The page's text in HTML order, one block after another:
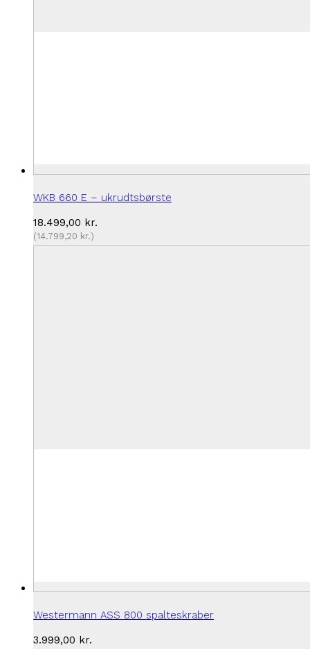
WKB 660 E – ukrudtsbørste
18.499,00 kr.
(14.799,20 kr.)
Westermann ASS 800 spalteskraber
3.999,00 kr.